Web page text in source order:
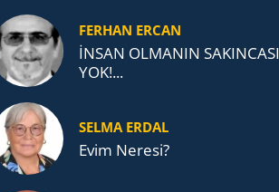
FERHAN ERCAN
İNSAN OLMANIN SAKINCASI
YOK!...
SELMA ERDAL
Evim Neresi?